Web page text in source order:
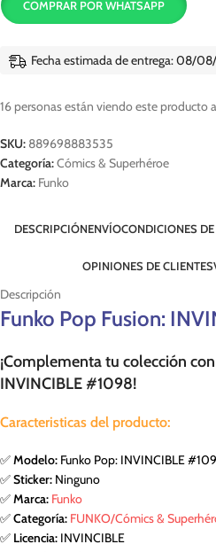
COMPRAR POR WHATSAPP
Fecha estimada de entrega: 08/
16 personas están viendo este producto
SKU: 889698883535
Categoría:Cómics & Superhéroe
Marca: Funko
DESCRIPCIÓNENVÍOCONDICIONES DE
OPINIONES DE CLIENTES
Descripción
Funko Pop Fusion:
¡Complementa tu colección
INVINCIBLE #1098!
Caracteristicas del producto:
✅Modelo: Funko Pop: INVINCIBLE
✅Sticker: Ninguno
✅Marca: Funko
✅Categoría: FUNKO/Cómics &
✅ Licencia: INVINCIBLE